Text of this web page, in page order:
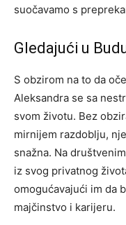
suočavamo s
Gledajući u
S obzirom na to da
Aleksandra se sa
svom životu. Bez
mirnijem razdoblju,
snažna. Na
iz svog privatnog
omogućavajući im da
majčinstvo i karijeru.